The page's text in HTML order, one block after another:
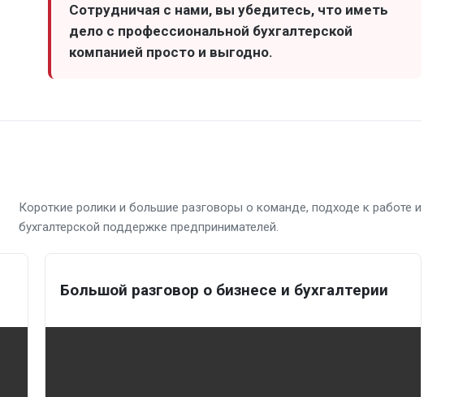
Сотрудничая с нами, вы убедитесь, что иметь
дело с профессиональной бухгалтерской
компанией просто и выгодно.
Короткие ролики и большие разговоры о команде, подходе к работе и
бухгалтерской поддержке предпринимателей.
Большой разговор о бизнесе и бухгалтерии